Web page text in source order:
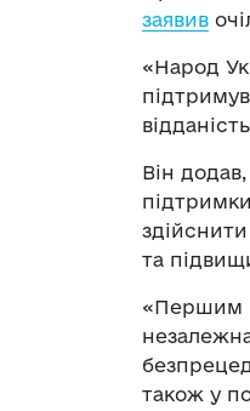
заявив
«Народ
Він
та
«Першим
також у